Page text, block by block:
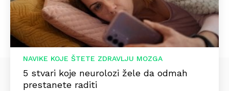
NAVIKE KOJE ŠTETE ZDRAVLJU MOZGA
5 stvari koje neurolozi žele da odmah
prestanete raditi